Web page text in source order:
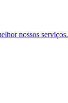
nossos serviços.